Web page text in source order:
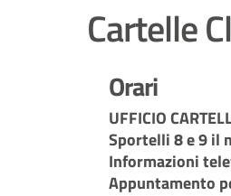
Cartelle
Orari
UFFICIO
Sportelli 8 e 9 il
Informazioni
Appuntamento